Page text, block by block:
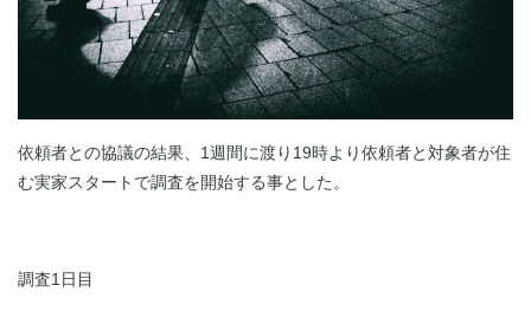
依頼者との協議の結果、1週間に渡り19時より依頼者と対象者が住
む実家スタートで調査を開始する事とした。
調査1日目